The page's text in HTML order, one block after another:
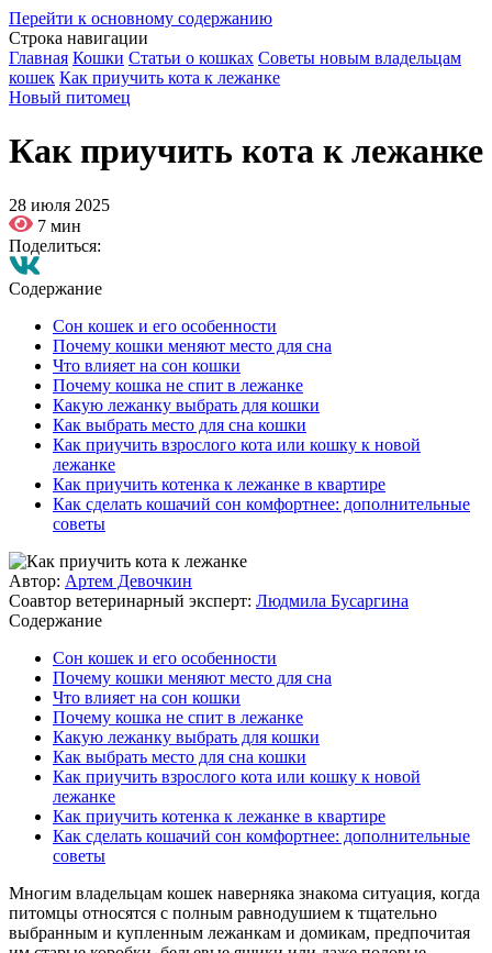
Перейти к основному содержанию
Строка навигации
Главная Кошки Статьи о кошках Советы новым владельцам
кошек Как приучить кота к лежанке
Новый питомец
Как приучить кота к лежанке
28 июля 2025
7 мин
Поделиться:
Содержание
Сон кошек и его особенности
Почему кошки меняют место для сна
Что влияет на сон кошки
Почему кошка не спит в лежанке
Какую лежанку выбрать для кошки
Как выбрать место для сна кошки
Как приучить взрослого кота или кошку к новой
лежанке
Как приучить котенка к лежанке в квартире
Как сделать кошачий сон комфортнее: дополнительные
советы
Автор: Артем Девочкин
Соавтор ветеринарный эксперт: Людмила Бусаргина
Содержание
Сон кошек и его особенности
Почему кошки меняют место для сна
Что влияет на сон кошки
Почему кошка не спит в лежанке
Какую лежанку выбрать для кошки
Как выбрать место для сна кошки
Как приучить взрослого кота или кошку к новой
лежанке
Как приучить котенка к лежанке в квартире
Как сделать кошачий сон комфортнее: дополнительные
советы
Многим владельцам кошек наверняка знакома ситуация, когда
питомцы относятся с полным равнодушием к тщательно
выбранным и купленным лежанкам и домикам, предпочитая